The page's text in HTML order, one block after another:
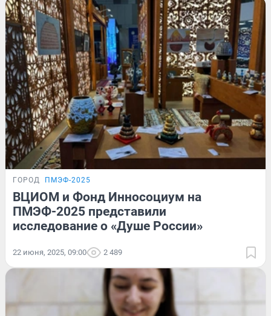
ГОРОД ПМЭФ-2025
ВЦИОМ и Фонд Инносоциум на
ПМЭФ-2025 представили
исследование о «Душе России»
22 июня, 2025, 09:00 2 489